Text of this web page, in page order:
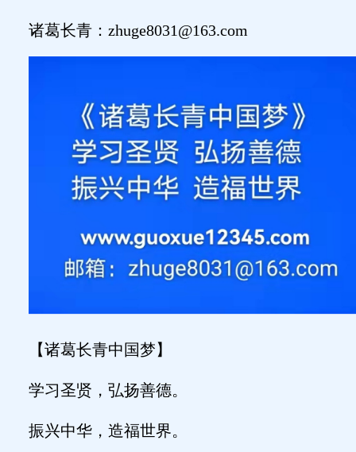
诸葛长青： zhuge8031@163.com
【诸葛长青中国梦】
学习圣贤，弘扬善德。
振兴中华，造福世界。